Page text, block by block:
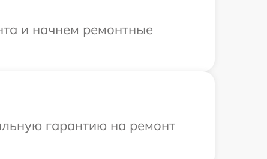
и начнем ремонтные
гарантию на ремонт